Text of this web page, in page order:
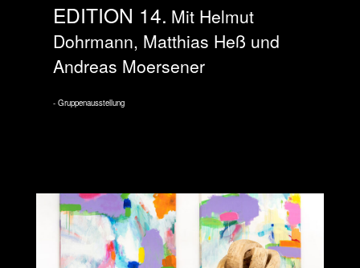
EDITION 14 Mit Helmut
Dohrmann, Matthias Heß und
Andreas Moersener
Gruppenausstellung